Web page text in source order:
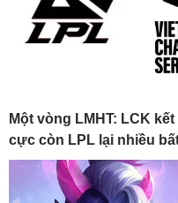
Một vòng LMHT: LCK
cực còn LPL lại nhiều